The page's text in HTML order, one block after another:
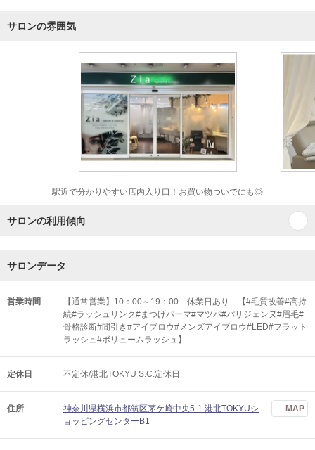
サロンの雰囲気
駅近で分かりやすい店内入り口！お買い物ついでにも◎
サロンの利用傾向
サロンデータ
営業時間
【通常営業】10：00～19：00 休業日あり 【#毛質改善#高持
続#ラッシュリンク#まつげパーマ#マツパ#パリジェンヌ#眉毛#
骨格診断#間引き#アイブロウ#メンズアイブロウ#LED#フラット
ラッシュ#ボリュームラッシュ】
定休日 不定休/港北TOKYU S.C.定休日
住所
神奈川県横浜市都筑区茅ケ崎中央5-1 港北TOKYUシ
ョッピングセンターB1
MAP